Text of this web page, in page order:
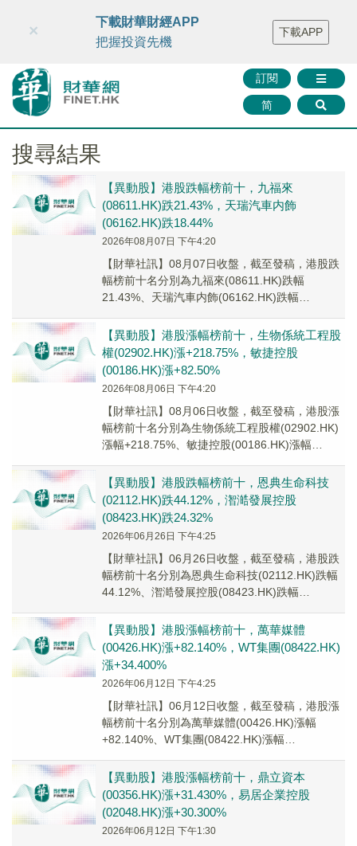
財華智庫網 FINTV FINMETA 財華證券 媒體矩陣
智庫沙龍
聯絡我們
訂閱
简
×
下載財華財經APP
把握投資先機
下載APP
搜尋結果
【異動股】港股跌幅榜前十，九福來
(08611.HK)跌21.43%，天瑞汽車内飾
(06162.HK)跌18.44%
2026年08月07日 下午4:20
【財華社訊】08月07日收盤，截至發稿，港股跌
幅榜前十名分別為九福來(08611.HK)跌幅
21.43%、天瑞汽車内飾(06162.HK)跌幅
【異動股】港股漲幅榜前十，生物係統工程股
權(02902.HK)漲+218.75%，敏捷控股
(00186.HK)漲+82.50%
2026年08月06日 下午4:20
【財華社訊】08月06日收盤，截至發稿，港股漲
幅榜前十名分別為生物係統工程股權(02902.HK)
漲幅+218.75%、敏捷控股(00186.HK)漲幅
【異動股】港股跌幅榜前十，恩典生命科技
(02112.HK)跌44.12%，潪澔發展控股
(08423.HK)跌24.32%
2026年06月26日 下午4:25
【財華社訊】06月26日收盤，截至發稿，港股跌
幅榜前十名分別為恩典生命科技(02112.HK)跌幅
44.12%、潪澔發展控股(08423.HK)跌幅
【異動股】港股漲幅榜前十，萬華媒體
(00426.HK)漲+82.140%，WT集團(08422.HK)
漲+34.400%
2026年06月12日 下午4:25
【財華社訊】06月12日收盤，截至發稿，港股漲
幅榜前十名分別為萬華媒體(00426.HK)漲幅
+82.140%、WT集團(08422.HK)漲幅
【異動股】港股漲幅榜前十，鼎立資本
(00356.HK)漲+31.430%，易居企業控股
(02048.HK)漲+30.300%
2026年06月12日 下午1:30